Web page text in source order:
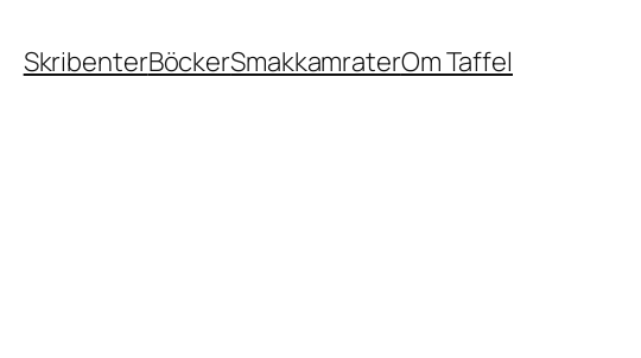
SkribenterBöckerSmakkamraterOm Taffel